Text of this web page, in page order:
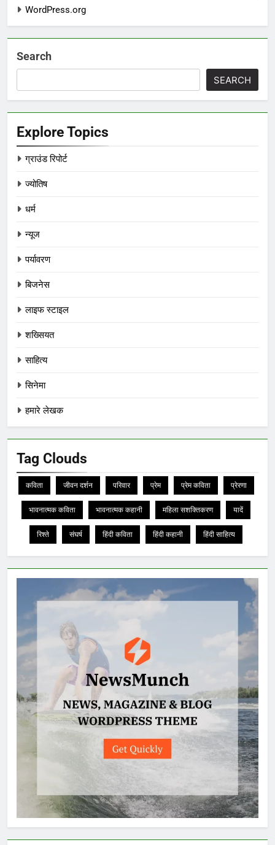
WordPress.org
Search
SEARCH
Explore Topics
ग्राउंड रिपोर्ट
ज्योतिष
धर्म
न्यूज
पर्यावरण
बिजनेस
लाइफ स्टाइल
शख्सियत
साहित्य
सिनेमा
हमारे लेखक
Tag Clouds
कविता जीवन दर्शन परिवार प्रेम प्रेम कविता प्रेरणा
भावनात्मक कविता भावनात्मक कहानी महिला सशक्तिकरण यादें
रिश्ते संघर्ष हिंदी कविता हिंदी कहानी हिंदी साहित्य